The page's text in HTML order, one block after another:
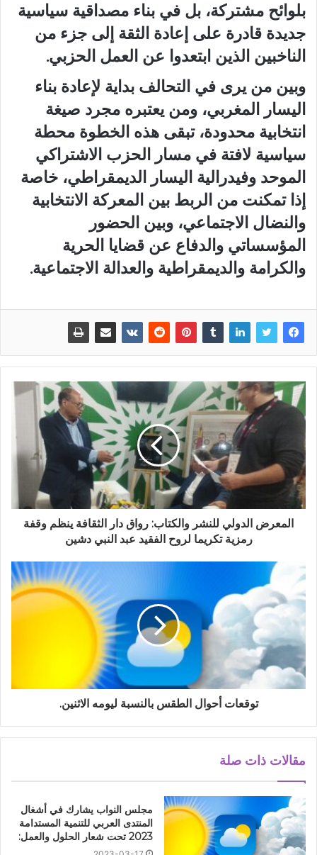
بلوائح مشتركة، بل في بناء مصداقية سياسية
جديدة قادرة على إعادة الثقة إلى جزء من
الناخبين الذين ابتعدوا عن العمل الحزبي.
وبين من يرى في التحالف بداية لإعادة بناء
اليسار المغربي، ومن يعتبره مجرد صيغة
انتخابية محدودة، تبقى هذه الخطوة محطة
سياسية لافتة في مسار الحزب الاشتراكي
الموحد وفيدرالية اليسار الديمقراطي، خاصة
إذا تمكنت من الربط بين المعركة الانتخابية
والنضال الاجتماعي، وبين الحضور
المؤسساتي والدفاع عن قضايا الحرية
والكرامة والديمقراطية والعدالة الاجتماعية.
المعرض الدولي للنشر والكتاب: رواق دار الثقافة ينظم وقفة
رمزية تكريما لروح الفقيد عبد النبي دشين
توقعات أحوال الطقس بالنسبة ليومه الاثنين.
مقالات ذات صلة
مجلس النواب يشارك في أشغال
المنتدى العربي للتنمية المستدامة
2023 تحت شعار الحلول والعمل: